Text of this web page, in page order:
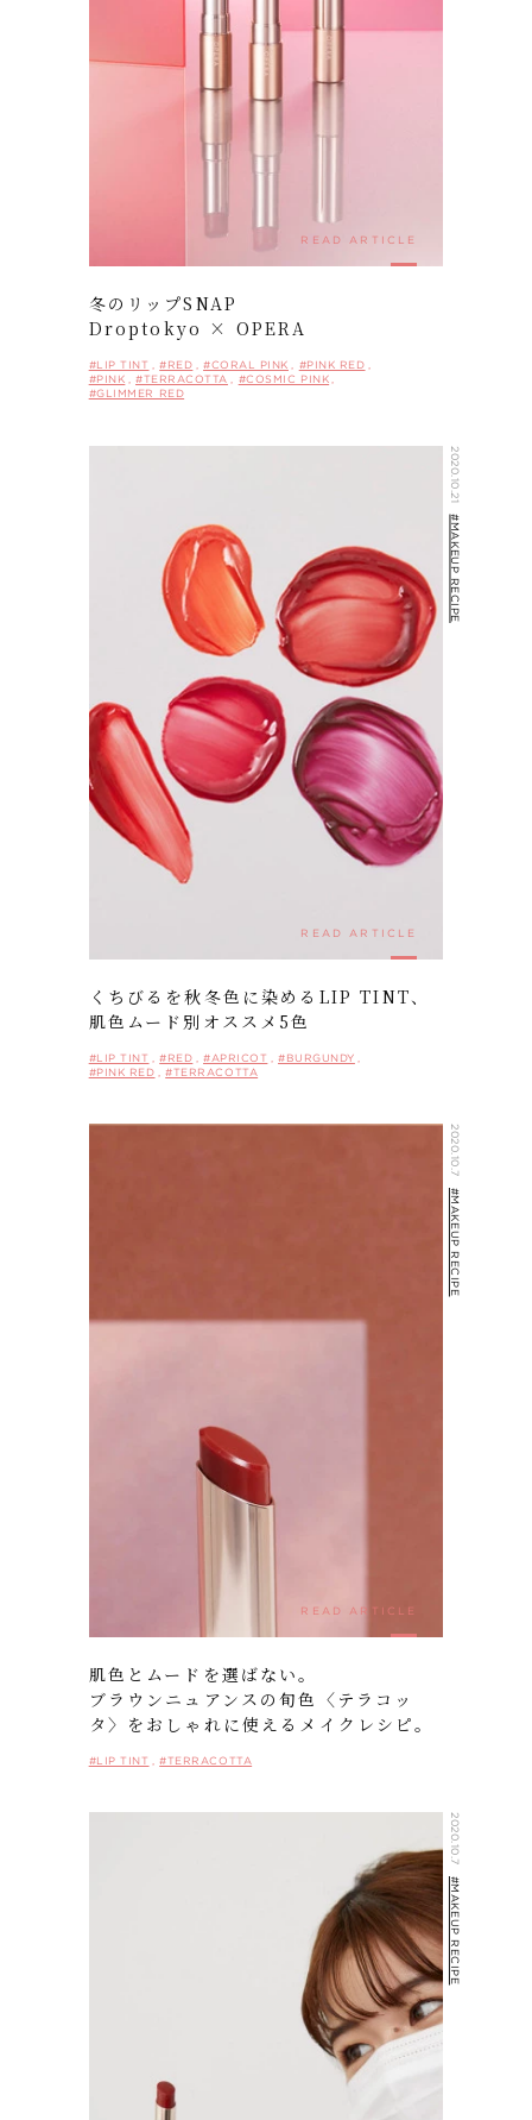
FOLLOW US ON:
READ ARTICLE
冬のリップSNAP
Droptokyo × OPERA
#LIP TINT #RED #CORAL PINK
#PINK RED
#PINK
#TERRACOTTA
#COSMIC PINK
#GLIMMER RED
READ ARTICLE
2020.10.21
#MAKEUP RECIPE
くちびるを秋冬色に染めるLIP TINT、
肌色ムード別オススメ5色
#LIP TINT #RED #APRICOT
#BURGUNDY
#PINK RED
#TERRACOTTA
READ ARTICLE
2020.10.7
#MAKEUP RECIPE
肌色とムードを選ばない。
ブラウンニュアンスの旬色〈テラコッ
タ〉をおしゃれに使えるメイクレシピ。
#LIP TINT #TERRACOTTA
2020.10.7
#MAKEUP RECIPE